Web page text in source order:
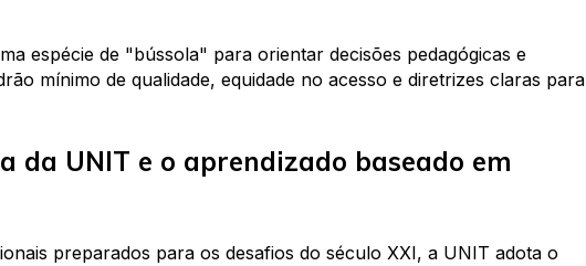
espécie de "bússola" para orientar decisões pedagógicas e
mínimo de qualidade, equidade no acesso e diretrizes claras para
da UNIT e o aprendizado baseado em
preparados para os desafios do século XXI, a UNIT adota o